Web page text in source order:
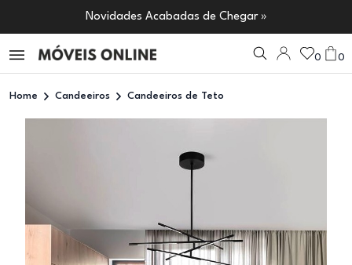
Novidades Acabadas de Chegar »
0 0
Home Candeeiros Candeeiros de Teto